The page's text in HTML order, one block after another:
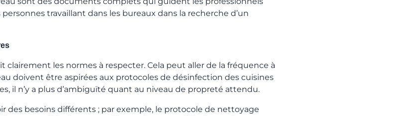
travaillant dans les bureaux dans la recherche d’un
les normes à respecter. Cela peut aller de la fréquence à
doivent être aspirées aux protocoles de désinfection des cuisines
il n’y a plus d’ambiguïté quant au niveau de propreté attendu.
des besoins différents ; par exemple, le protocole de nettoyage